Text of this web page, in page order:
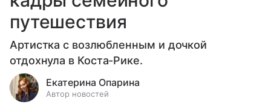
путешествия
Артистка с возлюбленным и дочкой
отдохнула в Коста-Рике.
Екатерина Опарина
Автор новостей